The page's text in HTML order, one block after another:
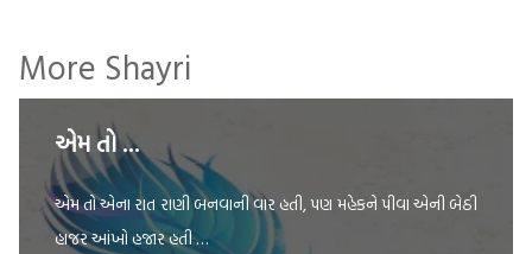
More Shayri
એમ તો …
એમ તો એના રાત રાણી બનવાની વાર હતી, પણ મહેકને પીવા એની બેઠી
હાજર આંખો હજાર હતી …